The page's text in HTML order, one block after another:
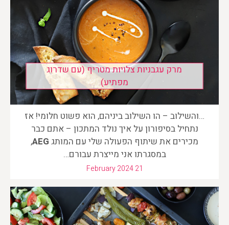
מרק עגבניות צלויות מטריף (עם שדרוג
מפתיע)
…והשילוב – הו השילוב ביניהם, הוא פשוט חלומי! אז
נתחיל בסיפורון על איך נולד המתכון – אתם כבר
מכירים את שיתוף הפעולה שלי עם המותג AEG
,
במסגרתו אני מייצרת עבורם…
February 2024 21